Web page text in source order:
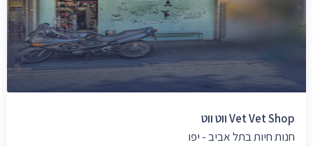
Vet Vet Shop ווט ווט
חנות חיות בתל אביב - יפו